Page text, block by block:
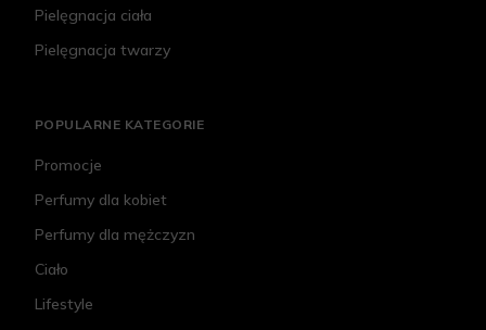
Pielęgnacja ciała
Pielęgnacja twarzy
POPULARNE KATEGORIE
Promocje
Perfumy dla kobiet
Perfumy dla mężczyzn
Ciało
Lifestyle